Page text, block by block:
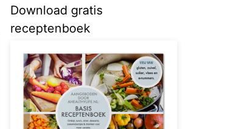
Download gratis
receptenboek